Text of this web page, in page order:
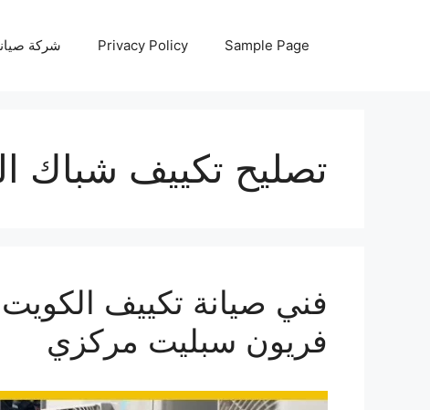
Sample Page
Privacy Policy شركة صيانة أجهزة
تصليح تكييف شباك
فريون سبليت مركزي